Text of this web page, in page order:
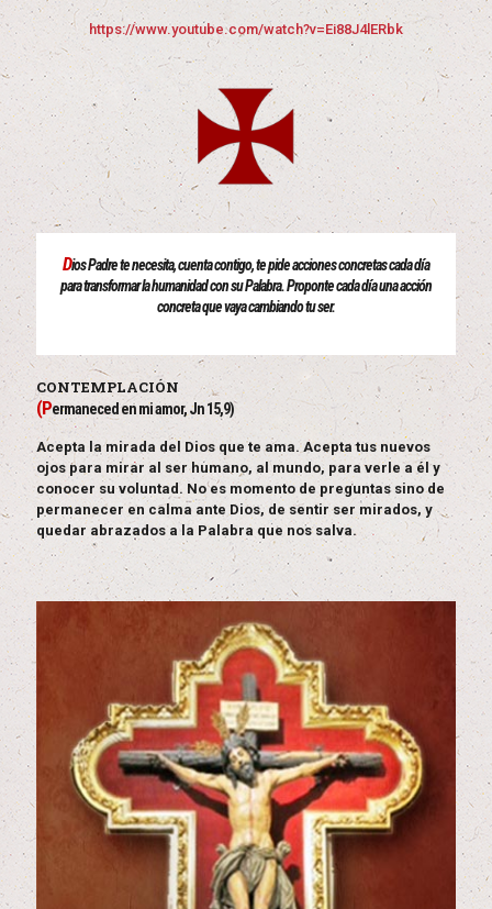
https://www.youtube.com/watch?v=Ei88J4lERbk
Dios Padre te necesita, cuenta contigo, te pide acciones concretas cada día
para transformar la humanidad con su Palabra. Proponte cada día una acción
concreta que vaya cambiando tu ser.
CONTEMPLACIÓN
(Permaneced en mi amor, Jn 15,9)
Acepta la mirada del Dios que te ama. Acepta tus nuevos
ojos para mirar al ser humano, al mundo, para verle a él y
conocer su voluntad. No es momento de preguntas sino de
permanecer en calma ante Dios, de sentir ser mirados, y
quedar abrazados a la Palabra que nos salva.